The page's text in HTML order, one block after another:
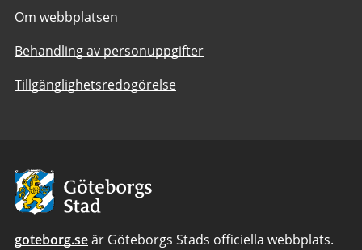
Om webbplatsen
Behandling av personuppgifter
Tillgänglighetsredogörelse
Avsändare
goteborg.seär Göteborgs Stads officiella webbplats.